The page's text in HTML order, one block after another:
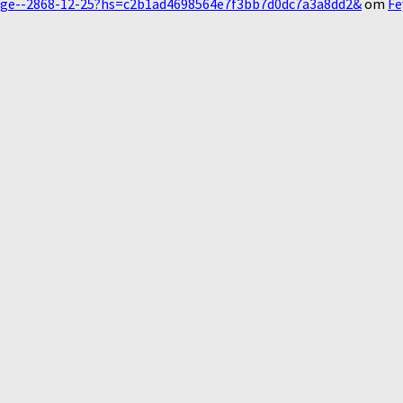
2868-12-25?hs=c2b1ad4698564e7f3bb7d0dc7a3a8dd2&om